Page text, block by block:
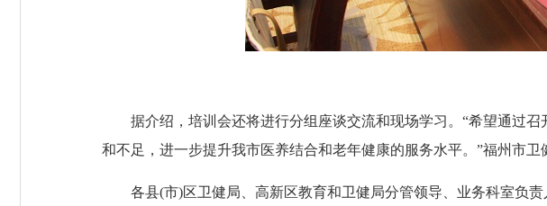
据介绍，培训会还将进行分组座谈交流和现场学习。“希望通过召
和不足，进一步提升我市医养结合和老年健康的服务水平。”福州市卫
各县(市)区卫健局、高新区教育和卫健局分管领导、业务科室负责